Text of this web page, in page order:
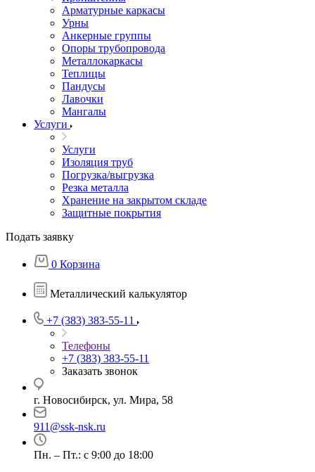
Арматурные каркасы
Урны
Анкерные группы
Опоры трубопровода
Металлокаркасы
Теплицы
Пандусы
Лавочки
Мангалы
Услуги
Услуги
Изоляция труб
Погрузка/выгрузка
Резка металла
Хранение на закрытом складе
Защитные покрытия
Подать заявку
0 Корзина
Металлический калькулятор
+7 (383) 383-55-11
Телефоны
+7 (383) 383-55-11
Заказать звонок
г. Новосибирск, ул. Мира, 58
911@ssk-nsk.ru
Пн. – Пт.: с 9:00 до 18:00